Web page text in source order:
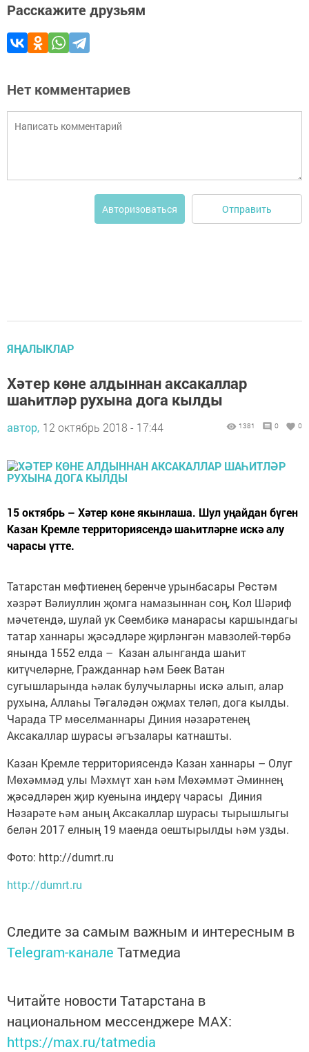
Расскажите друзьям
Нет комментариев
Авторизоваться Отправить
ЯҢАЛЫКЛАР
Хәтер көне алдыннан аксакаллар
шаһитләр рухына дога кылды
автор, 12 октябрь 2018 - 17:44 1381 0 0
15 октябрь – Хәтер көне якынлаша. Шул уңайдан бүген
Казан Кремле территориясендә шаһитләрне искә алу
чарасы үтте.
Татарстан мөфтиенең беренче урынбасары Рөстәм
хәзрәт Вәлиуллин җомга намазыннан соң, Кол Шәриф
мәчетендә, шулай ук Сөембикә манарасы каршындагы
татар ханнары җәсәдләре җирләнгән мавзолей-төрбә
янында 1552 елда – Казан алынганда шаһит
китүчеләрне, Гражданнар һәм Бөек Ватан
сугышларында һәлак булучыларны искә алып, алар
рухына, Аллаһы Тәгаләдән оҗмах теләп, дога кылды.
Чарада ТР мөселманнары Диния нәзарәтенең
Аксакаллар шурасы әгъзалары катнашты.
Казан Кремле территориясендә Казан ханнары – Олуг
Мөхәммәд улы Мәхмүт хан һәм Мөхәммәт Әминнең
җәсәдләрен җир куенына иңдерү чарасы Диния
Нәзарәте һәм аның Аксакаллар шурасы тырышлыгы
белән 2017 елның 19 маенда оештырылды һәм узды.
Фото: http://dumrt.ru
http://dumrt.ru
Следите за самым важным и интересным в
Telegram-канале Татмедиа
Читайте новости Татарстана в
национальном мессенджере MАХ:
https://max.ru/tatmedia